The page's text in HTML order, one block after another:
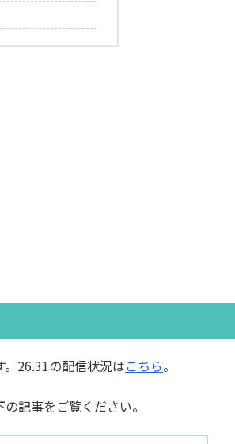
。26.31の配信状況はこちら。
の記事をご覧ください。